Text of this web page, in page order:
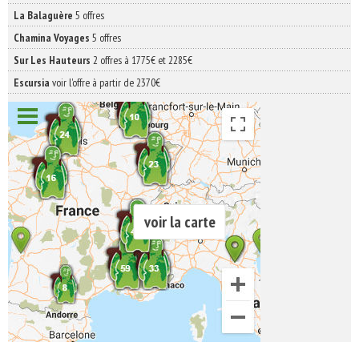
La Balaguère 5 offres
Chamina Voyages 5 offres
Sur Les Hauteurs 2 offres à 1775€ et 2285€
Escursia voir l'offre à partir de 2370€
voir la carte